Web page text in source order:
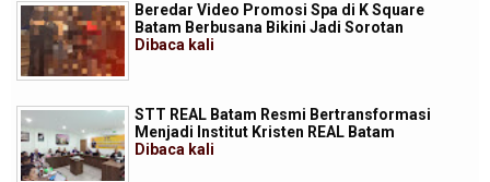
Beredar Video Promosi Spa di K Square
Batam Berbusana Bikini Jadi Sorotan
Dibaca kali
STT REAL Batam Resmi Bertransformasi
Menjadi Institut Kristen REAL Batam
Dibaca kali